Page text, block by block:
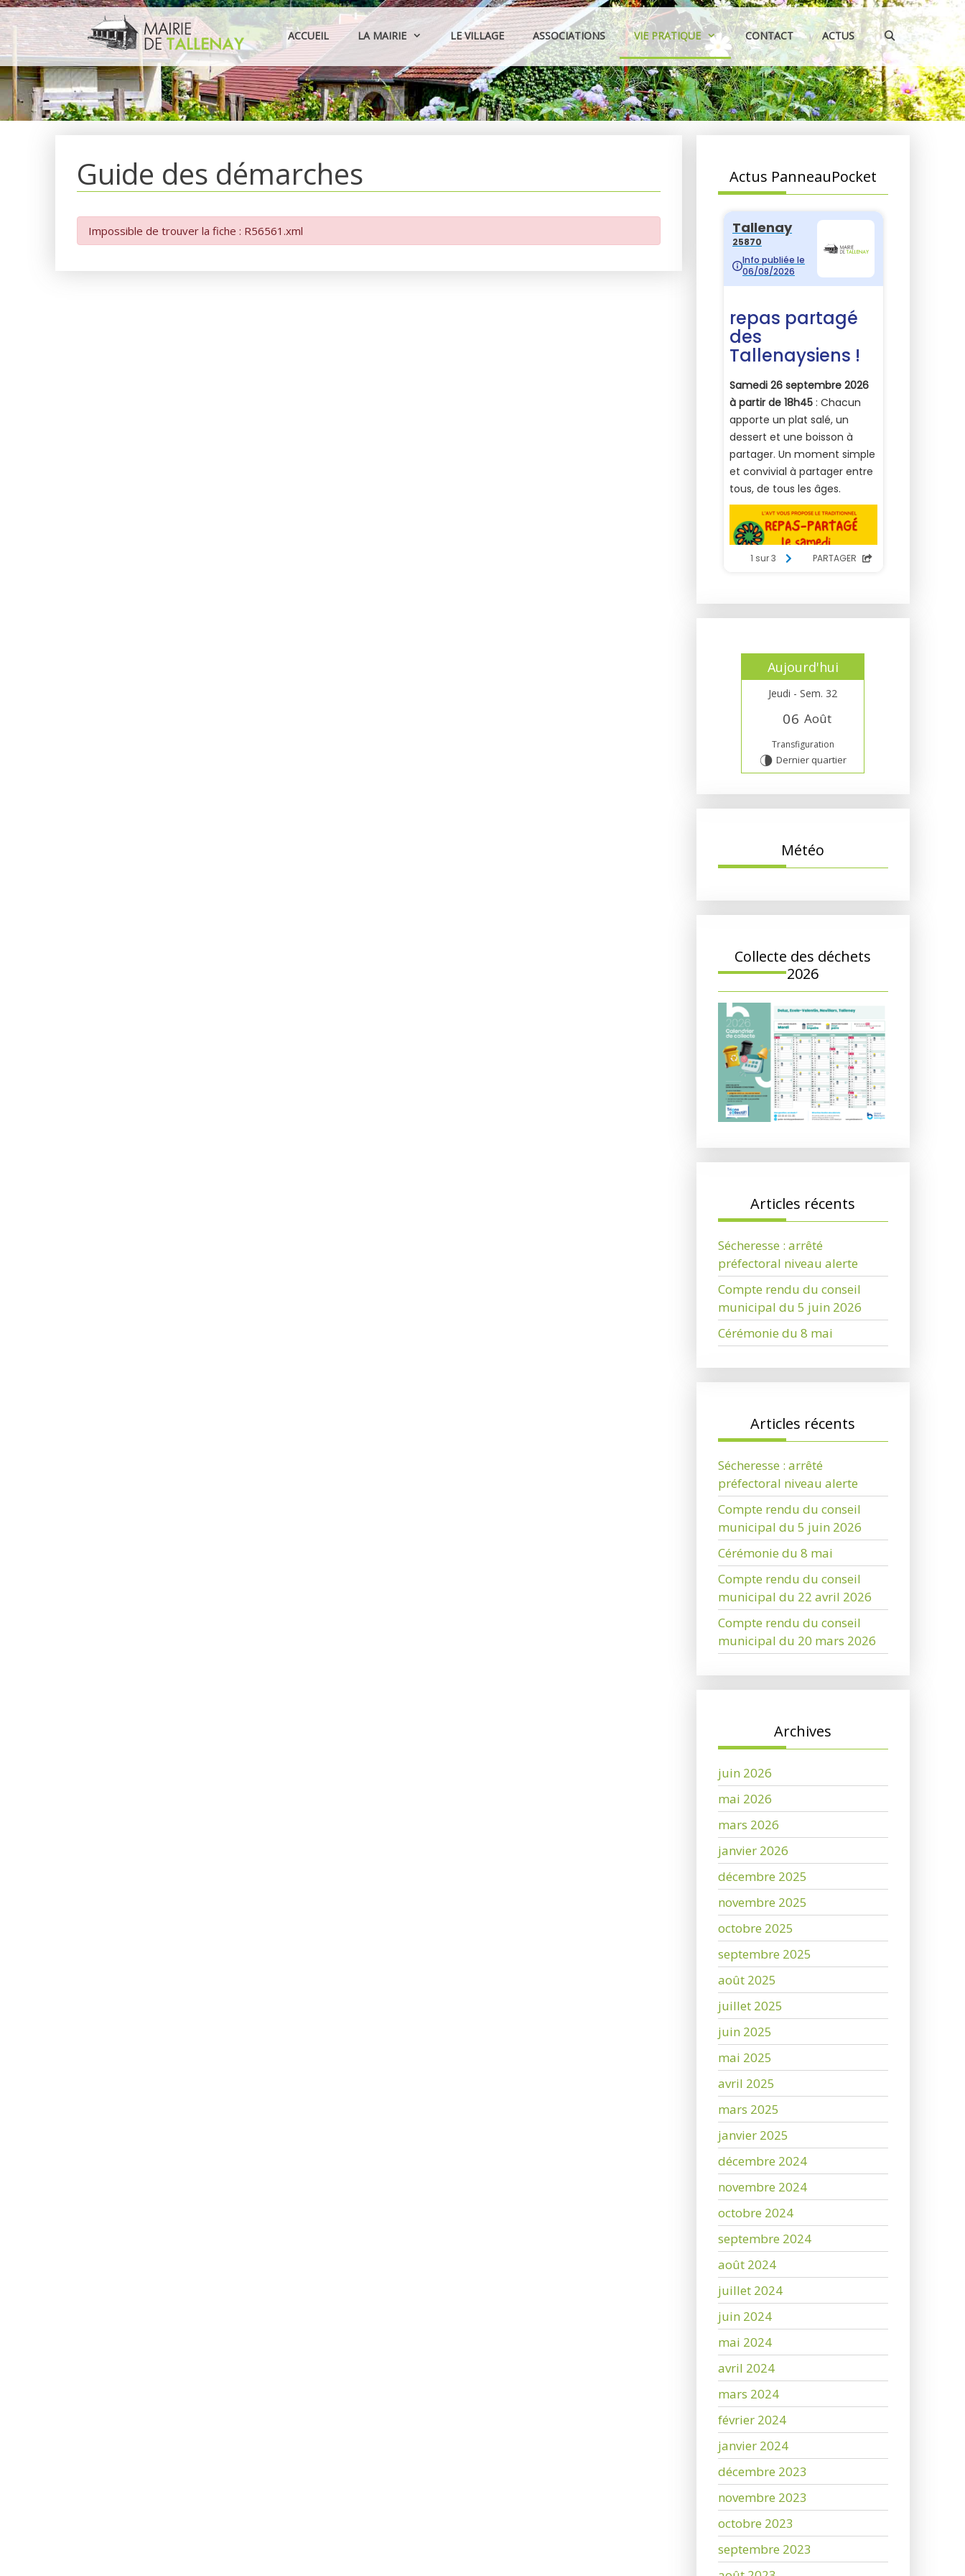
Aller
au
contenu
ACCUEIL LA MAIRIE LE VILLAGE ASSOCIATIONS VIE PRATIQUE CONTACT ACTUS
Guide des démarches
Impossible de trouver la fiche : R56561.xml
Actus PanneauPocket
Aujourd'hui
Jeudi - Sem. 32
06 Août
Transfiguration
U Dernier quartier
Météo
Collecte des déchets
2026
Articles récents
Sécheresse : arrêté
préfectoral niveau alerte
Compte rendu du conseil
municipal du 5 juin 2026
Cérémonie du 8 mai
Articles récents
Sécheresse : arrêté
préfectoral niveau alerte
Compte rendu du conseil
municipal du 5 juin 2026
Cérémonie du 8 mai
Compte rendu du conseil
municipal du 22 avril 2026
Compte rendu du conseil
municipal du 20 mars 2026
Archives
juin 2026
mai 2026
mars 2026
janvier 2026
décembre 2025
novembre 2025
octobre 2025
septembre 2025
août 2025
juillet 2025
juin 2025
mai 2025
avril 2025
mars 2025
janvier 2025
décembre 2024
novembre 2024
octobre 2024
septembre 2024
août 2024
juillet 2024
juin 2024
mai 2024
avril 2024
mars 2024
février 2024
janvier 2024
décembre 2023
novembre 2023
octobre 2023
septembre 2023